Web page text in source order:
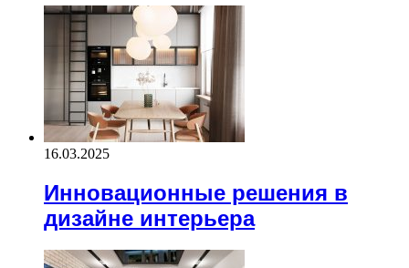
16.03.2025
Инновационные решения в
дизайне интерьера